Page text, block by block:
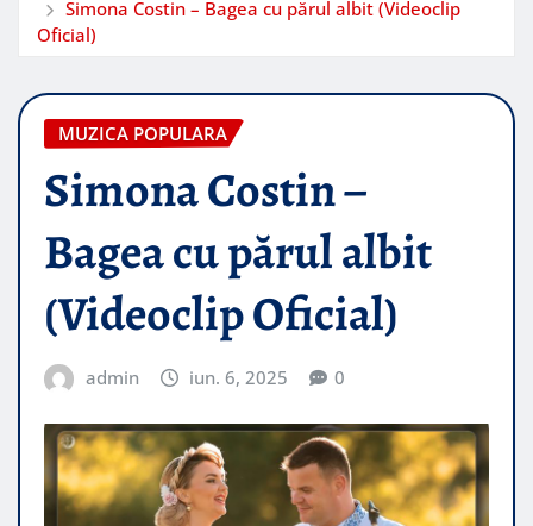
Simona Costin – Bagea cu părul albit (Videoclip
Oficial)
MUZICA POPULARA
Simona Costin –
Bagea cu părul albit
(Videoclip Oficial)
admin iun. 6, 2025 0